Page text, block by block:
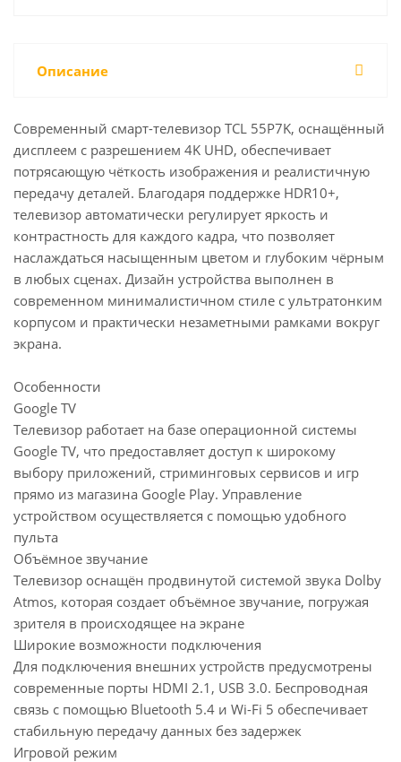
Описание
Современный смарт-телевизор TCL 55P7K, оснащённый
дисплеем с разрешением 4K UHD, обеспечивает
потрясающую чёткость изображения и реалистичную
передачу деталей. Благодаря поддержке HDR10+,
телевизор автоматически регулирует яркость и
контрастность для каждого кадра, что позволяет
наслаждаться насыщенным цветом и глубоким чёрным
в любых сценах. Дизайн устройства выполнен в
современном минималистичном стиле с ультратонким
корпусом и практически незаметными рамками вокруг
экрана.
Особенности
Google TV
Телевизор работает на базе операционной системы
Google TV, что предоставляет доступ к широкому
выбору приложений, стриминговых сервисов и игр
прямо из магазина Google Play. Управление
устройством осуществляется с помощью удобного
пульта
Объёмное звучание
Телевизор оснащён продвинутой системой звука Dolby
Atmos, которая создает объёмное звучание, погружая
зрителя в происходящее на экране
Широкие возможности подключения
Для подключения внешних устройств предусмотрены
современные порты HDMI 2.1, USB 3.0. Беспроводная
связь с помощью Bluetooth 5.4 и Wi-Fi 5 обеспечивает
стабильную передачу данных без задержек
Игровой режим